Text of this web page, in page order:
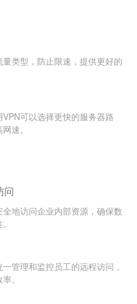
类型，防止限速，提供更好的
可以选择更快的服务器路
速。
问
全地访问企业内部资源，确保数
管理和监控员工的远程访问，
。